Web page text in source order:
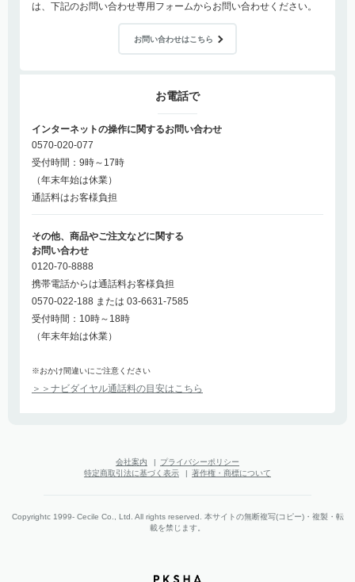
は、下記のお問い合わせ専用フォームからお問い合わせください。
お問い合わせはこちら
お電話で
インターネットの操作に関するお問い合わせ
0570-020-077
受付時間：9時～17時
（年末年始は休業）
通話料はお客様負担
その他、商品やご注文などに関する
お問い合わせ
0120-70-8888
携帯電話からは通話料お客様負担
0570-022-188 または 03-6631-7585
受付時間：10時～18時
（年末年始は休業）
※おかけ間違いにご注意ください
＞＞ナビダイヤル通話料の目安はこちら
会社案内 |
プライバシーポリシー
特定商取引法に基づく表示
| 著作権・商標について
Copyrightc 1999- Cecile Co., Ltd. All rights reserved. 本サイトの無断複写(コピー)・複製・転
載を禁じます。